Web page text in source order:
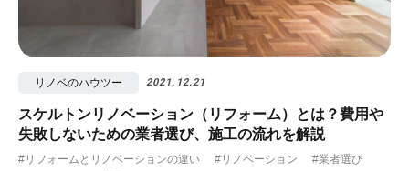
リノベのハウツー 2021.12.21
スケルトンリノベーション（リフォーム）とは？費用や
失敗しないための業者選び、施工の流れを解説
#リフォームとリノベーションの違い #リノベーション
#業者選び